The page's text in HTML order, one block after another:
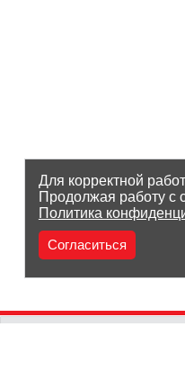
Для корректной
Продолжая работу с
Политика
Согласиться